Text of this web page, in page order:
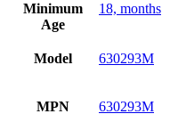
Minimum
Age
18, months
Model 630293M
MPN 630293M